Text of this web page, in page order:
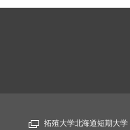
拓殖大学北海道短期大学